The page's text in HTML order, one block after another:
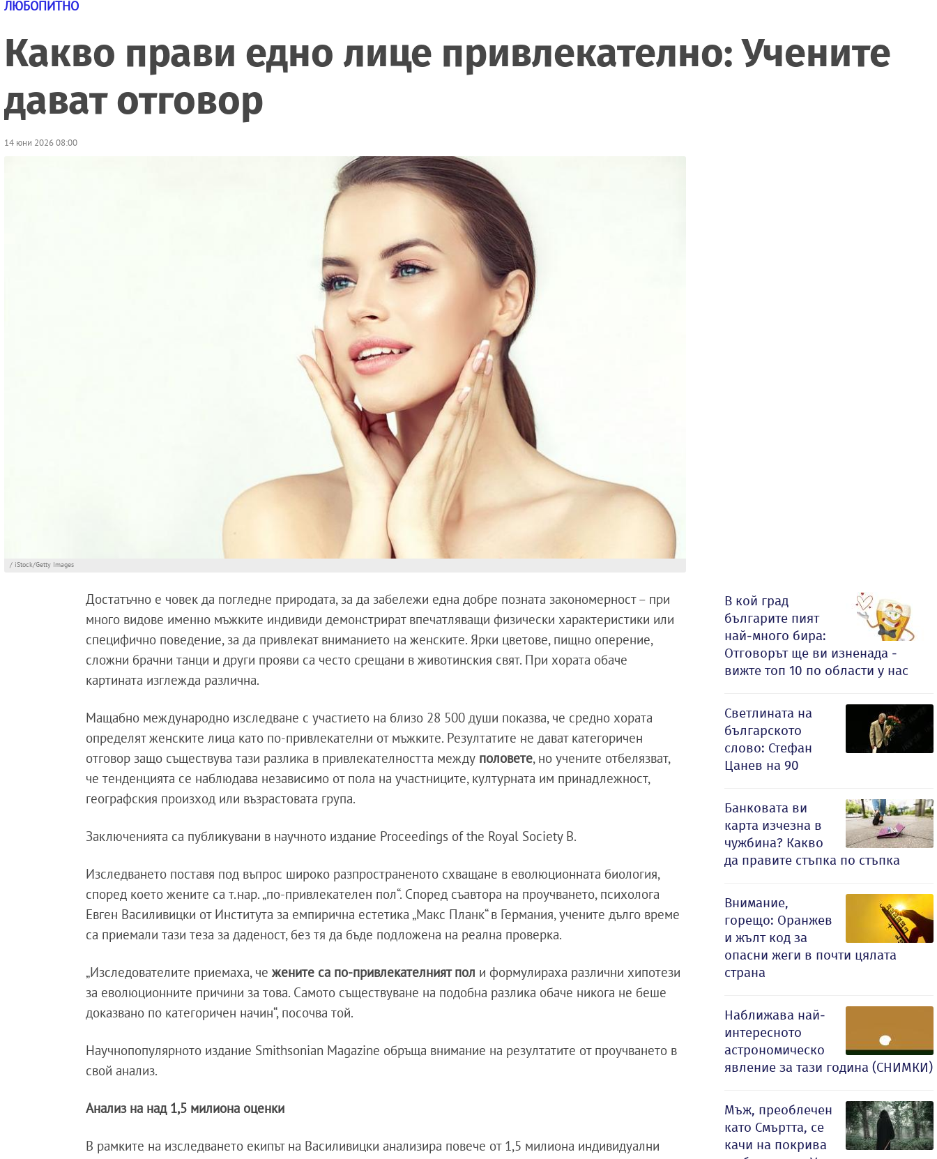
ЛЮБОПИТНО
Какво прави едно лице привлекателно: Учените
дават отговор
14 юни 2026 08:00
/ iStock/Getty Images
Достатъчно е човек да погледне природата, за да забележи една добре позната закономерност – при
много видове именно мъжките индивиди демонстрират впечатляващи физически характеристики или
специфично поведение, за да привлекат вниманието на женските. Ярки цветове, пищно оперение,
сложни брачни танци и други прояви са често срещани в животинския свят. При хората обаче
картината изглежда различна.
Мащабно международно изследване с участието на близо 28 500 души показва, че средно хората
определят женските лица като по-привлекателни от мъжките. Резултатите не дават категоричен
отговор защо съществува тази разлика в привлекателността между половете, но учените отбелязват,
че тенденцията се наблюдава независимо от пола на участниците, културната им принадлежност,
географския произход или възрастовата група.
Заключенията са публикувани в научното издание Proceedings of the Royal Society B.
Изследването поставя под въпрос широко разпространеното схващане в еволюционната биология,
според което жените са т.нар. „по-привлекателен пол“. Според съавтора на проучването, психолога
Евген Василивицки от Института за емпирична естетика „Макс Планк“ в Германия, учените дълго време
са приемали тази теза за даденост, без тя да бъде подложена на реална проверка.
„Изследователите приемаха, чежените са по-привлекателният пол и формулираха различни хипотези
за еволюционните причини за това. Самото съществуване на подобна разлика обаче никога не беше
доказвано по категоричен начин“, посочва той.
Научнопопулярното издание Smithsonian Magazine обръща внимание на резултатите от проучването в
свой анализ.
Анализ на над 1,5 милиона оценки
В рамките на изследването екипът на Василивицки анализира повече от 1,5 милиона индивидуални
В кой град
българите пият
най-много бира:
Отговорът ще ви изненада -
вижте топ 10 по области у нас
Светлината на
българското
слово: Стефан
Цанев на 90
Банковата ви
карта изчезна в
чужбина? Какво
да правите стъпка по стъпка
Внимание,
горещо: Оранжев
и жълт код за
опасни жеги в почти цялата
страна
Наближава най-
интересното
астрономическо
явление за тази година (СНИМКИ)
Мъж, преоблечен
като Смъртта, се
качи на покрива